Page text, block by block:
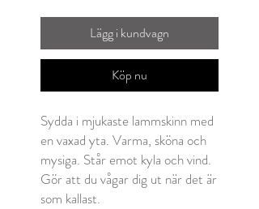
Lägg i kundvagn
Köp nu
Sydda i mjukaste lammskinn med
en vaxad yta. Varma, sköna och
mysiga. Står emot kyla och vind.
Gör att du vågar dig ut när det är
som kallast.